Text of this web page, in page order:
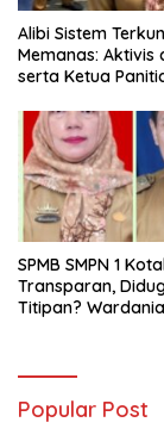
Alibi Sistem
Memanas: Aktivis
serta Ketua
SPMB SMPN 1
Transparan,
Titipan?
Popular Post